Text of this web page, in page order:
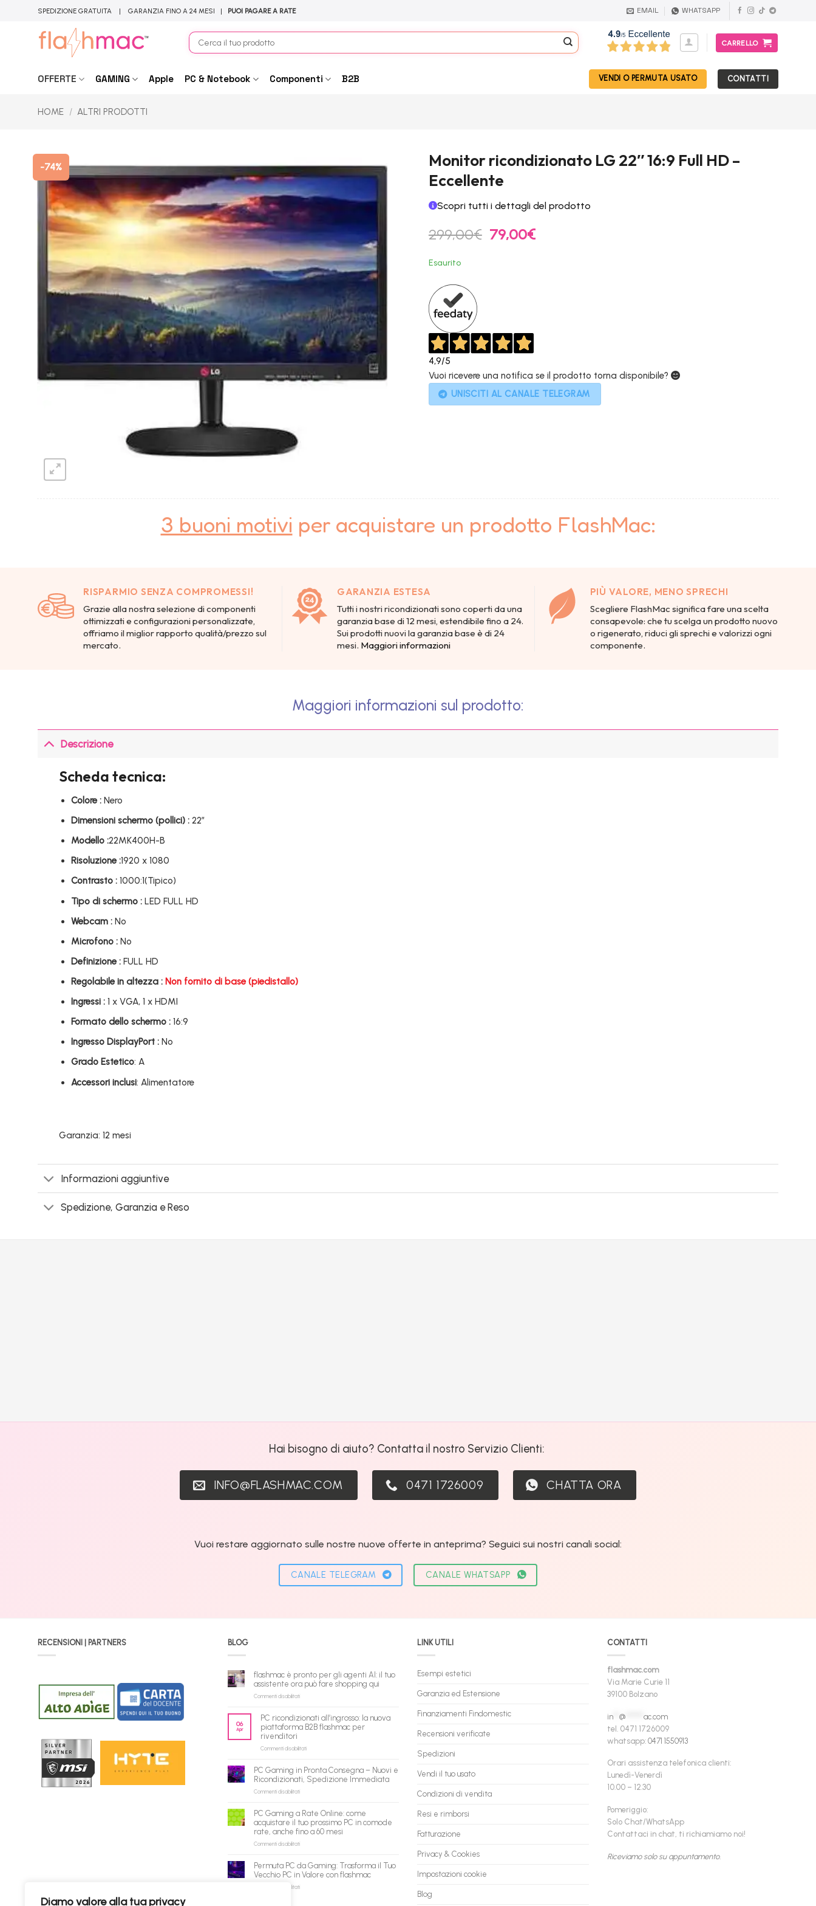
Diamo valore alla tua privacy
SPEDIZIONE GRATUITA | GARANZIA FINO A 24 MESI | PUOI PAGARE A RATE EMAIL WHATSAPP
Cerca:
CARRELLO
OFFERTE GAMING Apple PC & Notebook Componenti B2B VENDI O PERMUTA USATO CONTATTI
HOME / ALTRI PRODOTTI
-74%
Monitor ricondizionato LG 22″ 16:9 Full HD –
Eccellente
Scopri tutti i dettagli del prodotto
299,00€ Il
prezzo
79,00€Il
prezzo
Esaurito
4,9/5
Vuoi ricevere una notifica se il prodotto torna disponibile?
UNISCITI AL CANALE TELEGRAM
3 buoni motivi per acquistare un prodotto FlashMac:
RISPARMIO SENZA COMPROMESSI!
Grazie alla nostra selezione di componenti
ottimizzati e configurazioni personalizzate,
offriamo il miglior rapporto qualità/prezzo sul
mercato.
GARANZIA ESTESA
Tutti i nostri ricondizionati sono coperti da una
garanzia base di 12 mesi, estendibile fino a 24.
Sui prodotti nuovi la garanzia base è di 24
mesi. Maggiori informazioni
PIÙ VALORE, MENO SPRECHI
Scegliere FlashMac significa fare una scelta
consapevole: che tu scelga un prodotto nuovo
o rigenerato, riduci gli sprechi e valorizzi ogni
componente.
Maggiori informazioni sul prodotto:
Descrizione
Scheda tecnica:
Colore :Nero
Dimensioni schermo (pollici) :22″
Modello :22MK400H-B
Risoluzione :1920 x 1080
Contrasto :1000:1(Tipico)
Tipo di schermo :LED FULL HD
Webcam :No
Microfono :No
Definizione :FULL HD
Regolabile in altezza : Non fornito di base (piedistallo)
Ingressi :1 x VGA, 1 x HDMI
Formato dello schermo :16:9
Ingresso DisplayPort :No
Grado Estetico: A
Accessori inclusi: Alimentatore
Garanzia: 12 mesi
Informazioni aggiuntive
Spedizione, Garanzia e Reso
Hai bisogno di aiuto? Contatta il nostro Servizio Clienti:
INFO@FLASHMAC.COM 0471 1726009 CHATTA ORA
Vuoi restare aggiornato sulle nostre nuove offerte in anteprima? Seguici sui nostri canali social:
CANALE TELEGRAM CANALE WHATSAPP
RECENSIONI | PARTNERS BLOG
flashmac è pronto per gli agenti AI: il tuo
assistente ora può fare shopping qui
Commenti disabilitatisu
pronto
per
agenti
tuo
assistente
shopping
qui
06
Apr
PC ricondizionati all’ingrosso: la nuova
piattaforma B2B flashmac per
rivenditori
Commenti disabilitatisu
all’ingrosso:
la
flashmac
per
rivenditori
PC Gaming in Pronta Consegna – Nuovi e
Ricondizionati, Spedizione Immediata
Commenti disabilitatisu
in
Pronta
Consegna
–
Ricondizionati,
Spedizione
PC Gaming a Rate Online: come
acquistare il tuo prossimo PC in comode
rate, anche fino a 60 mesi
Commenti disabilitatisu
a
Rate
Online:
Permuta PC da Gaming: Trasforma il Tuo
Vecchio PC in Valore con flashmac
Commenti disabilitatisu
LINK UTILI
Esempi estetici
Garanzia ed Estensione
Finanziamenti Findomestic
Recensioni verificate
Spedizioni
Vendi il tuo usato
Condizioni di vendita
Resi e rimborsi
Fatturazione
Privacy & Cookies
Impostazioni cookie
Blog
CONTATTI
flashmac.com
Via Marie Curie 11
39100 Bolzano
in** @****** ac.com
tel. 0471 1726009
whatsapp: 0471 1550913
Orari assistenza telefonica clienti:
Lunedì-Venerdì
10.00 – 12.30
Pomeriggio:
Solo Chat/WhatsApp
Contattaci in chat, ti richiamiamo noi!
Riceviamo solo su appuntamento.